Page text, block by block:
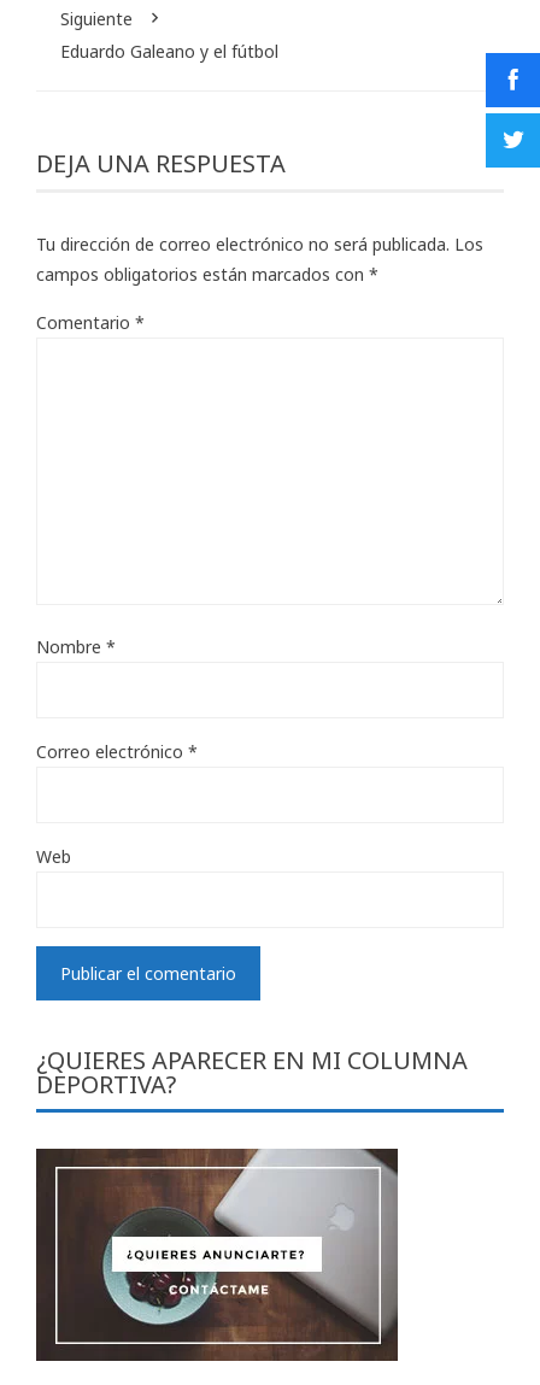
Siguiente
Eduardo Galeano y el fútbol
DEJA UNA RESPUESTA
Tu dirección de correo electrónico no será publicada. Los
campos obligatorios están marcados con *
Comentario *
Nombre *
Correo electrónico *
Web
¿QUIERES APARECER EN MI COLUMNA
DEPORTIVA?